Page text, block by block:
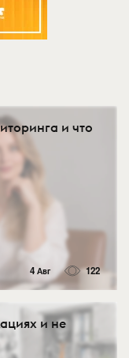
и что
4 Авг 122
и не